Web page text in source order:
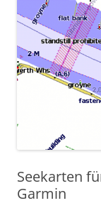
Seekarten
Garmin